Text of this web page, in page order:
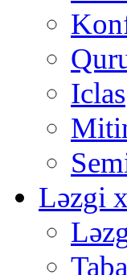
Iclas
Ləzgi